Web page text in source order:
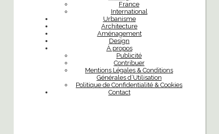
France
International
Urbanisme
Architecture
Aménagement
Design
À propos
Publicité
Contribuer
Mentions Légales & Conditions
Générales d’Utilisation
Politique de Confidentialité & Cookies
Contact